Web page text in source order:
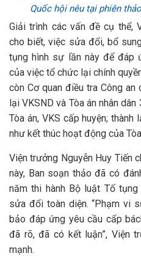
Quốc hội nêu tại phiên
Giải trình các vấn đề cụ thể,
cho biết, việc sửa đổi, bổ
tụng hình sự lần này để đáp
của việc tổ chức lại chính
còn Cơ quan điều tra Công
lại VKSND và Tòa án nhân
Tòa án, VKS cấp huyện;
như kết thúc hoạt động của
Viện trưởng Nguyễn Huy Tiến
này, Ban soạn thảo đã có
năm thi hành Bộ luật Tố
sửa đổi toàn diện. “Phạm vi
bảo đáp ứng yêu cầu cấp
đã rõ, đã có kết luận”, Viện
mạnh.